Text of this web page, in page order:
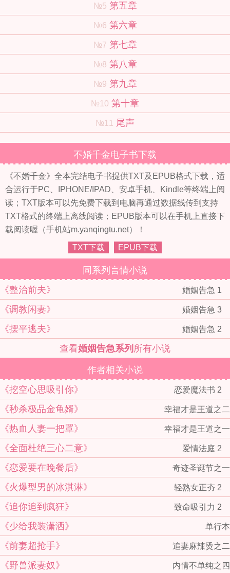
№5 第五章
№6 第六章
№7 第七章
№8 第八章
№9 第九章
№10 第十章
№11 尾声
不婚千金电子书下载
《不婚千金》全本完结电子书提供TXT及EPUB格式下载，适
合运行于PC、IPHONE/IPAD、安卓手机、Kindle等终端上阅
读；TXT版本可以先免费下载到电脑再通过数据线传到支持
TXT格式的终端上离线阅读；EPUB版本可以在手机上直接下
载阅读喔（手机站m.yanqingtu.net）！
TXT下载 EPUB下载
同系列言情小说
婚姻告急 1
《整治前夫》
婚姻告急 3
《调教闲妻》
婚姻告急 2
《摆平逃夫》
查看婚姻告急系列 所有小说
作者相关小说
恋爱魔法书 2
《挖空心思吸引你》
幸福才是王道之二
《秒杀极品金龟婿》
幸福才是王道之一
《热血人妻一把罩》
爱情法庭 2
《全面杜绝三心二意》
奇迹圣诞节之一
《恋爱要在晚餐后》
轻熟女正夯 2
《火爆型男的冰淇淋》
致命吸引力 2
《追你追到疯狂》
单行本
《少给我装潇洒》
追妻麻辣烫之二
《前妻超抢手》
内情不单纯之四
《野兽派妻奴》